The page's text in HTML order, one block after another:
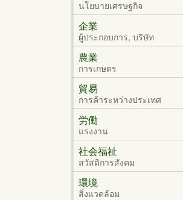
นโยบายเศรษฐกิจ
企業
ผู้ประกอบการ, บริษัท
農業
การเกษตร
貿易
การค้าระหว่างประเทศ
労働
แรงงาน
社会福祉
สวัสดิการสังคม
環境
สิ่งแวดล้อม